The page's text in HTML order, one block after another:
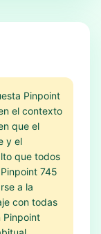
Pinpoint
el contexto
que el
y el
que todos
745
a la
con todas
Pinpoint